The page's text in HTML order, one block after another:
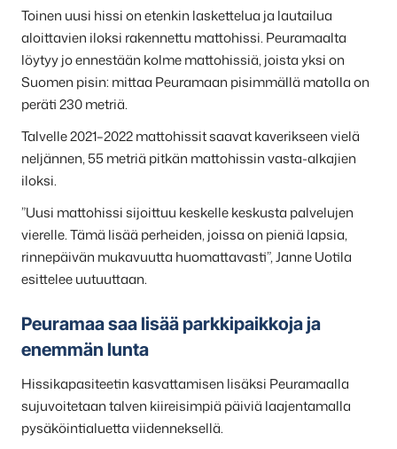
Toinen uusi hissi on etenkin laskettelua ja lautailua
aloittavien iloksi rakennettu mattohissi. Peuramaalta
löytyy jo ennestään kolme mattohissiä, joista yksi on
Suomen pisin: mittaa Peuramaan pisimmällä matolla on
peräti 230 metriä.
Talvelle 2021–2022 mattohissit saavat kaverikseen vielä
neljännen, 55 metriä pitkän mattohissin vasta-alkajien
iloksi.
”Uusi mattohissi sijoittuu keskelle keskusta palvelujen
vierelle. Tämä lisää perheiden, joissa on pieniä lapsia,
rinnepäivän mukavuutta huomattavasti”, Janne Uotila
esittelee uutuuttaan.
Peuramaa saa lisää parkkipaikkoja ja
enemmän lunta
Hissikapasiteetin kasvattamisen lisäksi Peuramaalla
sujuvoitetaan talven kiireisimpiä päiviä laajentamalla
pysäköintialuetta viidenneksellä.